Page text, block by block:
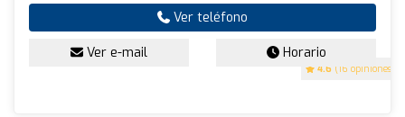
4.6 (16 opiniones)
Ver teléfono
Ver e-mail Horario